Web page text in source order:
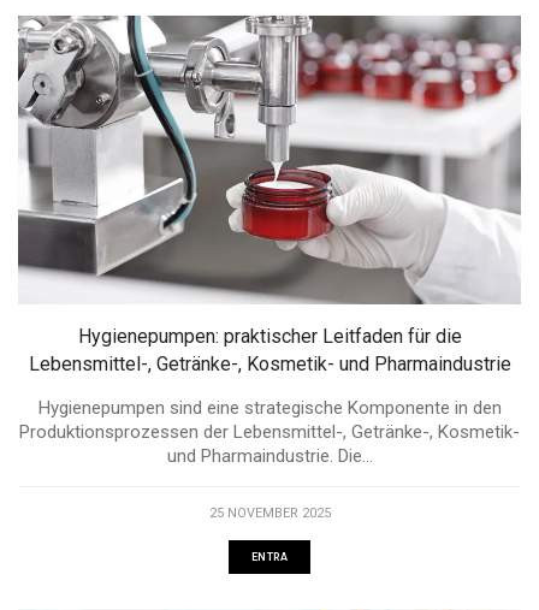
Hygienepumpen: praktischer Leitfaden für die
Lebensmittel-, Getränke-, Kosmetik- und Pharmaindustrie
Hygienepumpen sind eine strategische Komponente in den
Produktionsprozessen der Lebensmittel-, Getränke-, Kosmetik-
und Pharmaindustrie. Die...
25 NOVEMBER 2025
ENTRA